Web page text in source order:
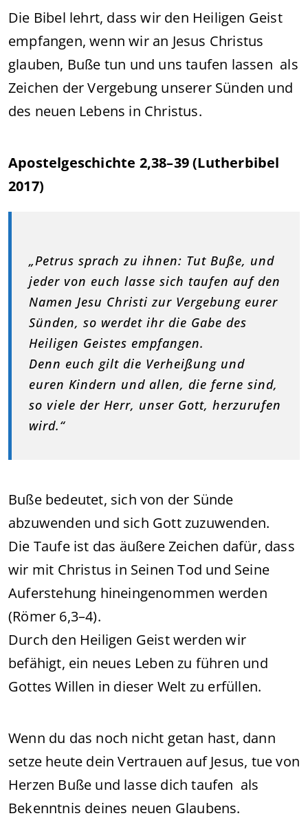
Die Bibel lehrt, dass wir den Heiligen Geist
empfangen, wenn wir an Jesus Christus
glauben, Buße tun und uns taufen lassen als
Zeichen der Vergebung unserer Sünden und
des neuen Lebens in Christus.
Apostelgeschichte 2,38–39 (Lutherbibel
2017)
„Petrus sprach zu ihnen: Tut Buße, und
jeder von euch lasse sich taufen auf den
Namen Jesu Christi zur Vergebung eurer
Sünden, so werdet ihr die Gabe des
Heiligen Geistes empfangen.
Denn euch gilt die Verheißung und
euren Kindern und allen, die ferne sind,
so viele der Herr, unser Gott, herzurufen
wird.“
Buße bedeutet, sich von der Sünde
abzuwenden und sich Gott zuzuwenden.
Die Taufe ist das äußere Zeichen dafür, dass
wir mit Christus in Seinen Tod und Seine
Auferstehung hineingenommen werden
(Römer 6,3–4).
Durch den Heiligen Geist werden wir
befähigt, ein neues Leben zu führen und
Gottes Willen in dieser Welt zu erfüllen.
Wenn du das noch nicht getan hast, dann
setze heute dein Vertrauen auf Jesus, tue von
Herzen Buße und lasse dich taufen als
Bekenntnis deines neuen Glaubens.